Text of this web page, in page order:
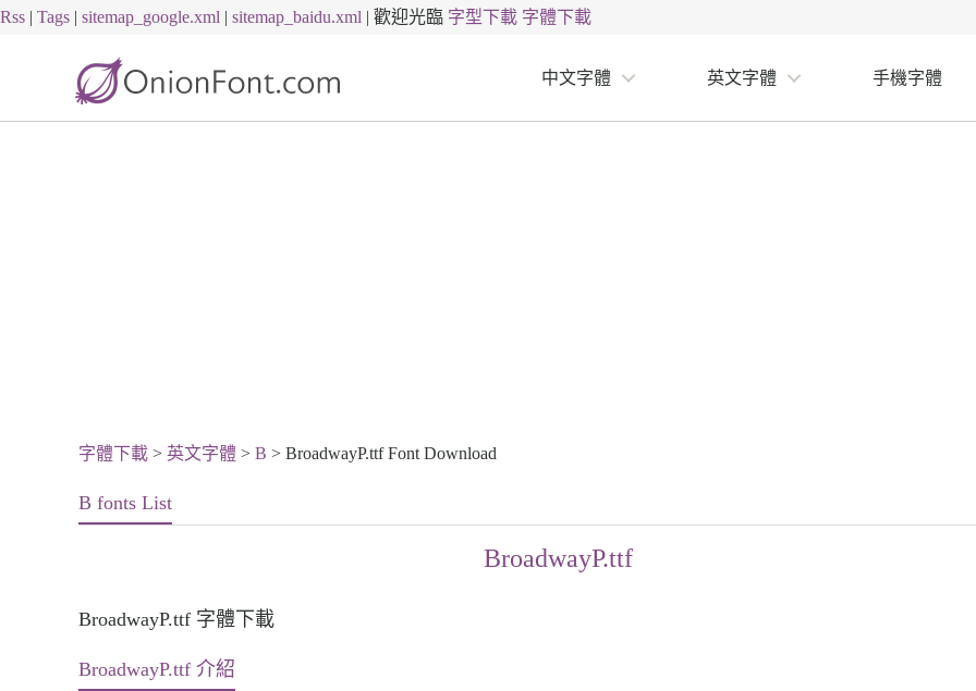
Rss | Tags | sitemap_google.xml | sitemap_baidu.xml | 歡迎光臨 字型下載 字體下載
中文字體 英文字體 手機字體
字體下載 > 英文字體 > B > BroadwayP.ttf Font Download
B fonts List
BroadwayP.ttf
BroadwayP.ttf 字體下載
BroadwayP.ttf 介紹